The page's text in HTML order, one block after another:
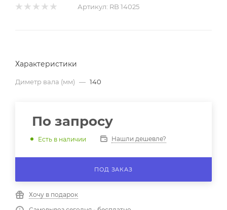
Артикул: RB 14025
Характеристики
Диметр вала (мм) — 140
По запросу
Есть в наличии Нашли дешевле?
ПОД ЗАКАЗ
Хочу в подарок